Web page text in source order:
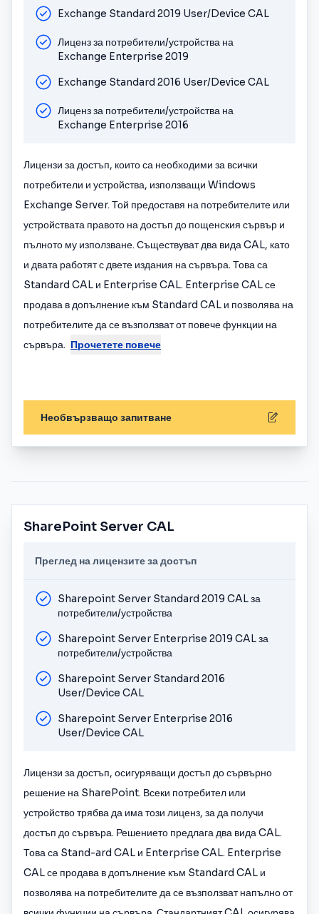
Лицензи за достъп, които са необходими за всички
потребители и устройства, използващи Windows
Exchange Server. Той предоставя на потребителите или
устройствата правото на достъп до пощенския сървър и
пълното му използване. Съществуват два вида CAL, като
и двата работят с двете издания на сървъра. Това са
Standard CAL и Enterprise CAL. Enterprise CAL се
продава в допълнение към Standard CAL и позволява на
потребителите да се възползват от повече функции на
сървъра. Прочетете повече
Необвързващо запитване
Exchange Standard 2019 User/Device CAL
Лиценз за потребители/устройства на
Exchange Enterprise 2019
Exchange Standard 2016 User/Device CAL
Лиценз за потребители/устройства на
Exchange Enterprise 2016
SharePoint Server CAL
Лицензи за достъп, осигуряващи достъп до сървърно
решение на SharePoint. Всеки потребител или
устройство трябва да има този лиценз, за да получи
достъп до сървъра. Решението предлага два вида CAL.
Това са Stand-ard CAL и Enterprise CAL. Enterprise
CAL се продава в допълнение към Standard CAL и
позволява на потребителите да се възползват напълно от
Преглед на лицензите за достъп
Sharepoint Server Standard 2019 CAL за
потребители/устройства
Sharepoint Server Enterprise 2019 CAL за
потребители/устройства
Sharepoint Server Standard 2016
User/Device CAL
Sharepoint Server Enterprise 2016
User/Device CAL